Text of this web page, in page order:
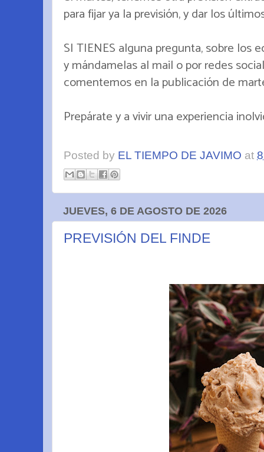
para fijar ya la previsión, y dar los
SI TIENES alguna pregunta, sobre los
y mándamelas al mail o por redes
comentemos en la publicación de
Prepárate y a vivir una experiencia
Posted by EL TIEMPO DE JAVIMO at
JUEVES, 6 DE AGOSTO DE 2026
PREVISIÓN DEL FINDE